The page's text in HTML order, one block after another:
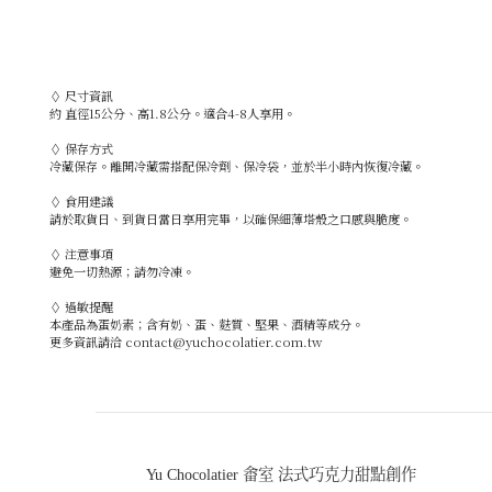
◊ 尺寸資訊
約 直徑15公分、高1.8公分。適合4-8人享用。
◊ 保存方式
冷藏保存。離開冷藏需搭配保冷劑、保冷袋，並於半小時內恢復冷藏。
◊ 食用建議
請於取貨日、到貨日當日享用完畢，以確保細薄塔殼之口感與脆度。
◊ 注意事項
避免一切熱源；請勿冷凍。
◊ 過敏提醒
本產品為蛋奶素；含有奶、蛋、麩質、堅果、酒精等成分。
更多資訊請洽 contact@yuchocolatier.com.tw
Yu Chocolatier 畬室 法式巧克力甜點創作